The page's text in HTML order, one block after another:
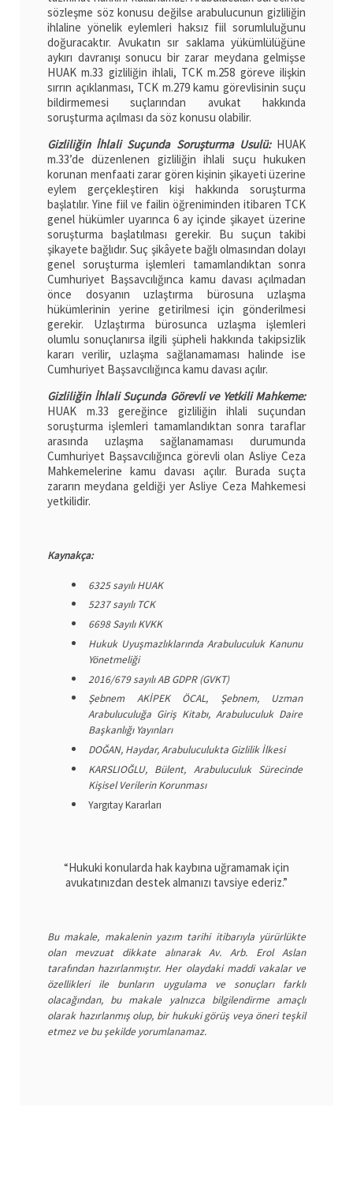
sözleşme söz konusu değilse arabulucunun gizliliğin
ihlaline yönelik eylemleri haksız fiil sorumluluğunu
doğuracaktır. Avukatın sır saklama yükümlülüğüne
aykırı davranışı sonucu bir zarar meydana gelmişse
HUAK m.33 gizliliğin ihlali, TCK m.258 göreve ilişkin
sırrın açıklanması, TCK m.279 kamu görevlisinin suçu
bildirmemesi suçlarından avukat hakkında
soruşturma açılması da söz konusu olabilir.
Gizliliğin İhlali Suçunda Soruşturma Usulü:HUAK
m.33’de düzenlenen gizliliğin ihlali suçu hukuken
korunan menfaati zarar gören kişinin şikayeti üzerine
eylem gerçekleştiren kişi hakkında soruşturma
başlatılır. Yine fiil ve failin öğreniminden itibaren TCK
genel hükümler uyarınca 6 ay içinde şikayet üzerine
soruşturma başlatılması gerekir. Bu suçun takibi
şikayete bağlıdır. Suç şikâyete bağlı olmasından dolayı
genel soruşturma işlemleri tamamlandıktan sonra
Cumhuriyet Başsavcılığınca kamu davası açılmadan
önce dosyanın uzlaştırma bürosuna uzlaşma
hükümlerinin yerine getirilmesi için gönderilmesi
gerekir. Uzlaştırma bürosunca uzlaşma işlemleri
olumlu sonuçlanırsa ilgili şüpheli hakkında takipsizlik
kararı verilir, uzlaşma sağlanamaması halinde ise
Cumhuriyet Başsavcılığınca kamu davası açılır.
Gizliliğin İhlali Suçunda Görevli ve Yetkili Mahkeme:
HUAK m.33 gereğince gizliliğin ihlali suçundan
soruşturma işlemleri tamamlandıktan sonra taraflar
arasında uzlaşma sağlanamaması durumunda
Cumhuriyet Başsavcılığınca görevli olan Asliye Ceza
Mahkemelerine kamu davası açılır. Burada suçta
zararın meydana geldiği yer Asliye Ceza Mahkemesi
yetkilidir.
Kaynakça:
6325 sayılı HUAK
5237 sayılı TCK
6698 Sayılı KVKK
Hukuk Uyuşmazlıklarında Arabuluculuk Kanunu
Yönetmeliği
2016/679 sayılı AB GDPR (GVKT)
Şebnem AKİPEK ÖCAL, Şebnem, Uzman
Arabuluculuğa Giriş Kitabı, Arabuluculuk Daire
Başkanlığı Yayınları
DOĞAN, Haydar, Arabuluculukta Gizlilik İlkesi
KARSLIOĞLU, Bülent, Arabuluculuk Sürecinde
Kişisel Verilerin Korunması
Yargıtay Kararları
“Hukuki konularda hak kaybına uğramamak için
avukatınızdan destek almanızı tavsiye ederiz.”
Bu makale, makalenin yazım tarihi itibarıyla yürürlükte
olan mevzuat dikkate alınarak Av. Arb. Erol Aslan
tarafından hazırlanmıştır. Her olaydaki maddi vakalar ve
özellikleri ile bunların uygulama ve sonuçları farklı
olacağından, bu makale yalnızca bilgilendirme amaçlı
olarak hazırlanmış olup, bir hukuki görüş veya öneri teşkil
etmez ve bu şekilde yorumlanamaz.